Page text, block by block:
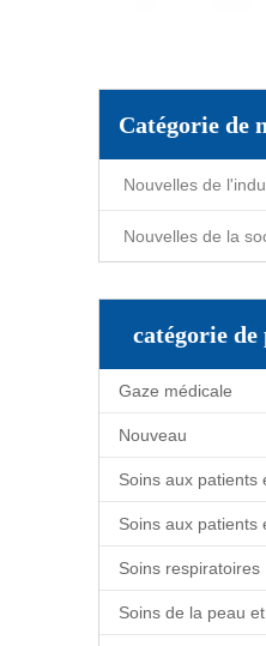
Catégorie de
Nouvelles de
Nouvelles de la
catégorie
Gaze médicale
Nouveau
Soins respiratoires
Soins de la peau